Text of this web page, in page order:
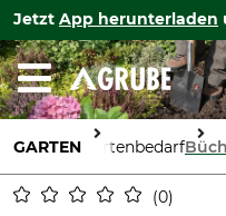
Jetzt App herunterladen
GARTEN Gartenbedarf
0